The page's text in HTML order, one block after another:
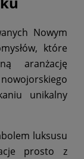
Nowym
które
aranżację
unikalny
luksusu
prosto z